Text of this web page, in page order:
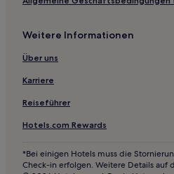
Familien in Lille
Haustierfreundliche in Hauts-de-
Familien in Hauts-de-France
Hotels mit Parkplatz in Hauts-de-
Hotels mit Parkplatz in
Familien in Calais
Haustierfreundliche in Calais
Weitere Informationen
Über uns
Karriere
Reiseführer
Hotels.com Rewards
*Bei einigen Hotels muss die
Check-in erfolgen. Weitere Details auf